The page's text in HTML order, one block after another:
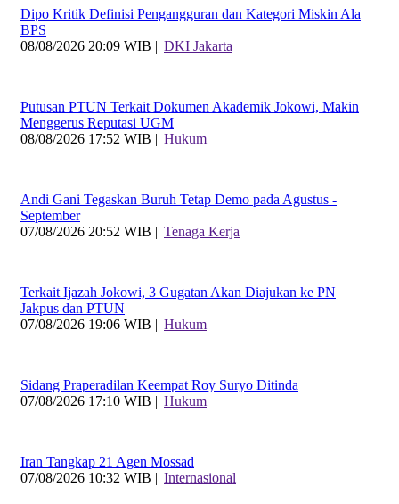
Dipo Kritik Definisi Pengangguran dan Kategori Miskin Ala
BPS
08/08/2026 20:09 WIB || DKI Jakarta
Putusan PTUN Terkait Dokumen Akademik Jokowi, Makin
Menggerus Reputasi UGM
08/08/2026 17:52 WIB || Hukum
Andi Gani Tegaskan Buruh Tetap Demo pada Agustus -
September
07/08/2026 20:52 WIB || Tenaga Kerja
Terkait Ijazah Jokowi, 3 Gugatan Akan Diajukan ke PN
Jakpus dan PTUN
07/08/2026 19:06 WIB || Hukum
Sidang Praperadilan Keempat Roy Suryo Ditinda
07/08/2026 17:10 WIB || Hukum
Iran Tangkap 21 Agen Mossad
07/08/2026 10:32 WIB || Internasional